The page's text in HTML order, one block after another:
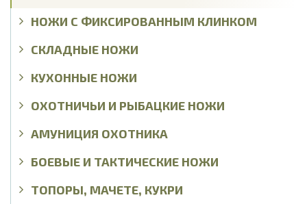
НОЖИ С ФИКСИРОВАННЫМ КЛИНКОМ
СКЛАДНЫЕ НОЖИ
КУХОННЫЕ НОЖИ
ОХОТНИЧЬИ И РЫБАЦКИЕ НОЖИ
АМУНИЦИЯ ОХОТНИКА
БОЕВЫЕ И ТАКТИЧЕСКИЕ НОЖИ
ТОПОРЫ, МАЧЕТЕ, КУКРИ